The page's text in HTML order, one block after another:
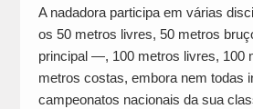
A nadadora participa em várias
os 50 metros livres, 50 metros
principal —, 100 metros livres, 100
metros costas, embora nem todas
campeonatos nacionais da sua